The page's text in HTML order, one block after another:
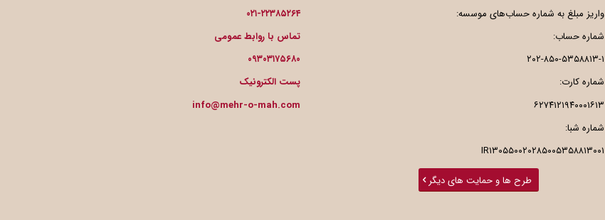
واریز مبلغ به شماره حساب‌های موسسه:
شماره حساب:
۲۰۲-۸۵۰-۵۳۵۸۸۱۳-۱
شماره کارت:
۶۲۷۴۱۲۱۹۴۰۰۰۱۶۱۳
شماره شبا:
IR۱۳۰۵۵۰۰۲۰۲۸۵۰۰۵۳۵۸۸۱۳۰۰۱
طرح ها و حمایت های دیگر
۰۲۱-۲۲۳۸۵۲۶۴
تماس با روابط عمومی
۰۹۳۰۳۱۷۵۶۸۰
پست الکترونیک
info@mehr-o-mah.com